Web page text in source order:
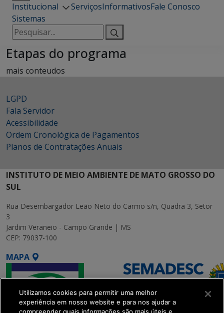
Institucional ServiçosInformativosFale Conosco
Sistemas
Pesquisar
por:
Etapas do programa
mais conteudos
LGPD
Fala Servidor
Acessibilidade
Ordem Cronológica de Pagamentos
Planos de Contratações Anuais
INSTITUTO DE MEIO AMBIENTE DE MATO GROSSO DO
SUL
Rua Desembargador Leão Neto do Carmo s/n, Quadra 3, Setor
3
Jardim Veraneio - Campo Grande | MS
CEP: 79037-100
MAPA
Utilizamos cookies para permitir uma melhor
experiência em nosso website e para nos ajudar a